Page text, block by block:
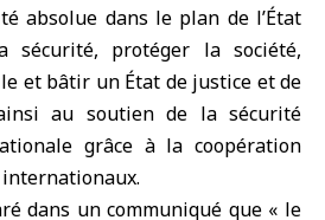
absolue dans le plan de l’État
sécurité, protéger la société,
et bâtir un État de justice et de
au soutien de la sécurité
grâce à la coopération
dans un communiqué que « le